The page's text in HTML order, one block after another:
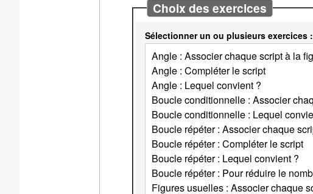
Choix des exercices
Sélectionner un ou plusieurs exercices :